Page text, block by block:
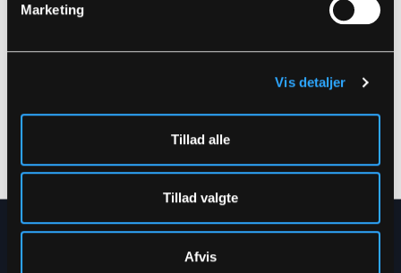
Marketing
Vis detaljer
Tillad alle
Tillad valgte
Afvis
S - 5XL
NYHEDSBREV